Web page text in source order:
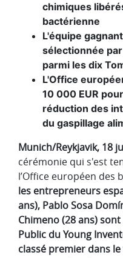
chimiques
bactérienne
L'équipe
sélectionnée
parmi les dix
L'Office
10 000 EUR
réduction des
du gaspillage
Munich/Reykjavik, 18
cérémonie qui s'est
l’Office européen des
les entrepreneurs
ans), Pablo Sosa
Chimeno (28 ans)
Public du Young
classé premier dans